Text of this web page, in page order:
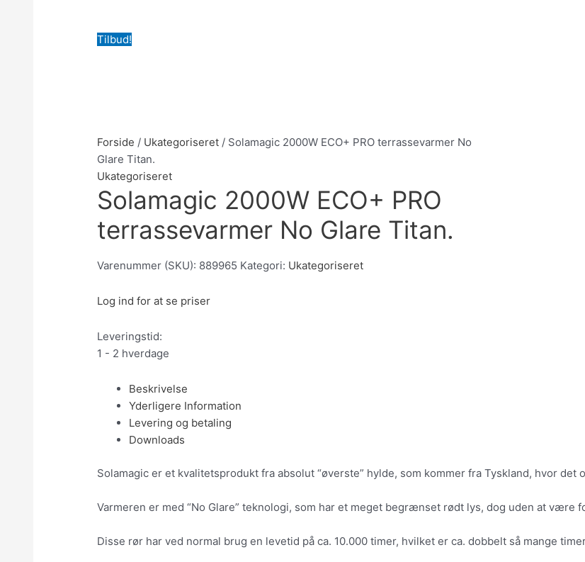
Tilbud!
Forside / Ukategoriseret / Solamagic 2000W ECO+ PRO terrassevarmer No
Glare Titan.
Ukategoriseret
Solamagic 2000W ECO+ PRO
terrassevarmer No Glare Titan.
Varenummer (SKU): 889965 Kategori: Ukategoriseret
Log ind for at se priser
Leveringstid:
1 - 2 hverdage
Beskrivelse
Yderligere Information
Levering og betaling
Downloads
Solamagic er et kvalitetsprodukt fra absolut “øverste” hylde, som kommer fra Tyskland, hvor det
Varmeren er med “No Glare” teknologi, som har et meget begrænset rødt lys, dog uden at være
Disse rør har ved normal brug en levetid på ca. 10.000 timer, hvilket er ca. dobbelt så mange